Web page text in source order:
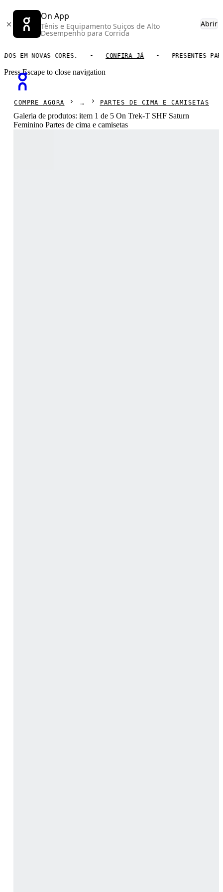
On App
Tênis e Equipamento Suiços de Alto
Desempenho para Corrida
Abrir
NOVAS CORES. CONFIRA JÁ PRESENTES PARA
Press Escape to close navigation
COMPRE AGORA PARTES DE CIMA E CAMISETAS
Galeria de produtos: item 1 de 5 On Trek-T SHF Saturn
Feminino Partes de cima e camisetas